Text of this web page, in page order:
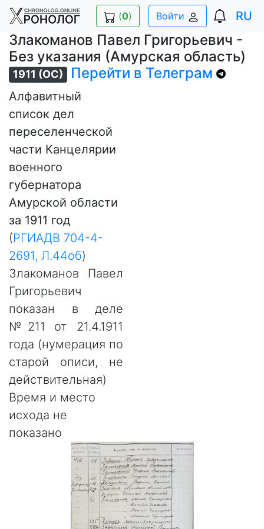
(0) Войти RU
Злакоманов Павел Григорьевич -
Без указания (Амурская область)
1911 (ОС) Перейти в Телеграм
Алфавитный
список дел
переселенческой
части Канцелярии
военного
губернатора
Амурской области
за 1911 год
(РГИАДВ 704-4-
2691, Л.44об)
Злакоманов Павел
Григорьевич
показан в деле
№211 от 21.4.1911
года (нумерация по
старой описи, не
действительная)
Время и место
исхода не
показано